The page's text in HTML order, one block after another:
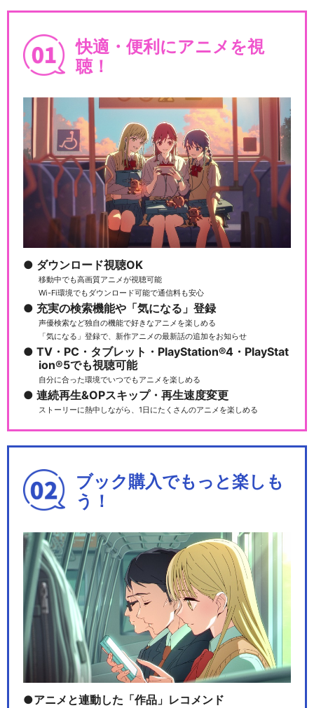
快適・便利にアニメを視
聴！
ダウンロード視聴OK
移動中でも高画質アニメが視聴可能
Wi-Fi環境でもダウンロード可能で通信料も安心
充実の検索機能や「気になる」登録
声優検索など独自の機能で好きなアニメを楽しめる
「気になる」登録で、新作アニメの最新話の追加をお知らせ
TV・PC・タブレット・PlayStation®4・PlayStat
ion®5でも視聴可能
自分に合った環境でいつでもアニメを楽しめる
連続再生&OPスキップ・再生速度変更
ストーリーに熱中しながら、1日にたくさんのアニメを楽しめる
ブック購入でもっと楽しも
う！
アニメと連動した「作品」レコメンド